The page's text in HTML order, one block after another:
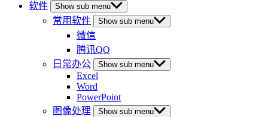
软件
Show sub menu
常用软件 Show sub menu
微信
腾讯QQ
日常办公
Show sub menu
Excel
Word
PowerPoint
图像处理
Show sub menu